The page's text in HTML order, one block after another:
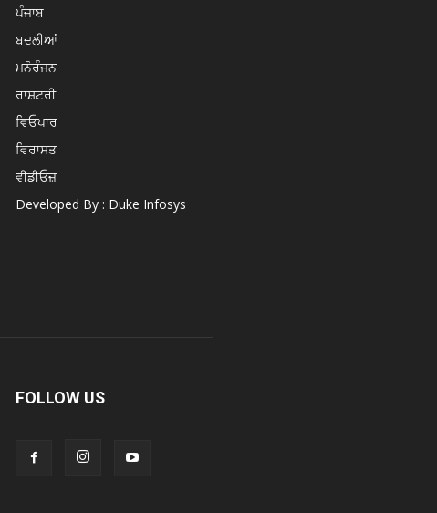
ਪੰਜਾਬ
ਬਦਲੀਆਂ
ਮਨੋਰੰਜਨ
ਰਾਸ਼ਟਰੀ
ਵਿਓਪਾਰ
ਵਿਰਾਸਤ
ਵੀਡੀਓਜ਼
Developed By : Duke Infosys
FOLLOW US